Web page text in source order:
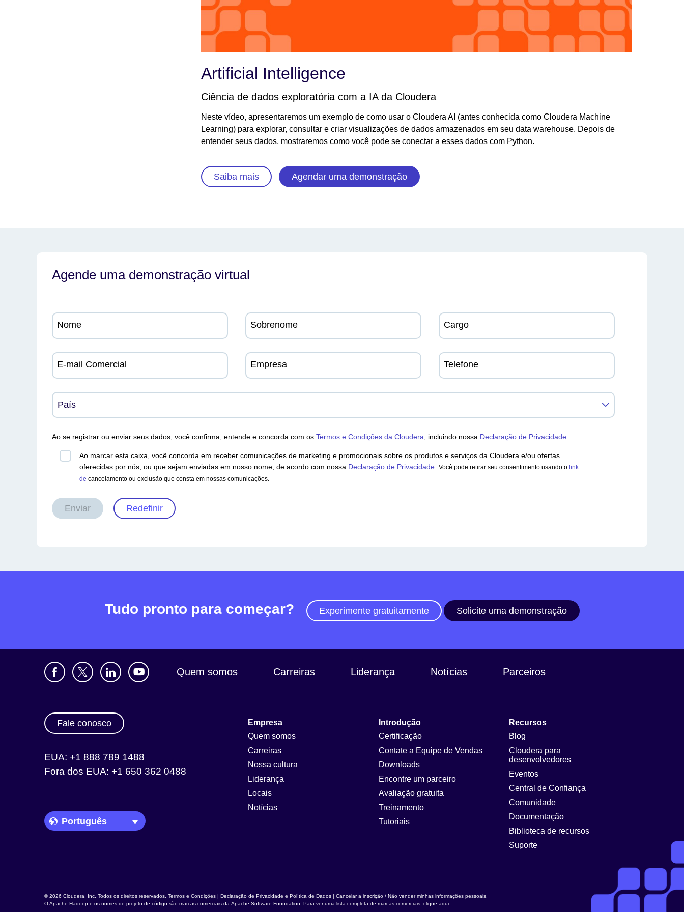
Video
Artificial Intelligence
Ciência de dados exploratória com a IA da Cloudera
Neste vídeo, apresentaremos um exemplo de como usar o Cloudera AI (antes conhecida como Cloudera Machine
Learning) para explorar, consultar e criar visualizações de dados armazenados em seu data warehouse. Depois de
entender seus dados, mostraremos como você pode se conectar a esses dados com Python.
Saiba mais Agendar uma demonstração
Agende uma demonstração virtual
Nome Sobrenome Cargo
E-mail Comercial Empresa Telefone
Ao se registrar ou enviar seus dados, você confirma, entende e concorda com os Termos e Condições da Cloudera , incluindo nossa Declaração de Privacidade
Ao marcar esta caixa, você concorda em receber comunicações de marketing e promocionais sobre os produtos e serviços da Cloudera e/ou ofertas
oferecidas por nós, ou que sejam enviadas em nosso nome, de acordo com nossa Declaração de Privacidade Você pode retirar seu consentimento usando o link
de cancelamento ou exclusão que consta em nossas comunicações.
Enviar Redefinir
Tudo pronto para começar? Experimente gratuitamente Solicite uma demonstração
Quem somos Carreiras Liderança Notícias Parceiros
Fale conosco
EUA: +1 888 789 1488
Fora dos EUA: +1 650 362 0488
Language Picker
Empresa
Quem somos
Carreiras
Nossa cultura
Liderança
Locais
Notícias
Introdução
Certificação
Contate a Equipe de Vendas
Downloads
Encontre um parceiro
Avaliação gratuita
Treinamento
Tutoriais
Recursos
Blog
Cloudera para
desenvolvedores
Eventos
Central de Confiança
Comunidade
Documentação
Biblioteca de recursos
Suporte
© 2026 Cloudera, Inc. Todos os direitos reservados. Termos e Condições | Declaração de Privacidade e Política de Dados | Cancelar a inscrição / Não vender minhas informações pessoais
OApache Hadoop e os nomes de projeto de código são marcas comerciais da Apache Software Foundation . Para ver uma lista completa de marcas comerciais, clique aqui